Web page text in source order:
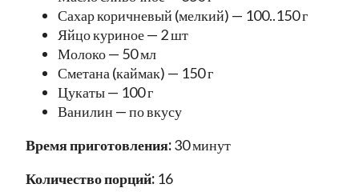
Сахар коричневый (мелкий) — 100..150 г
Яйцо куриное — 2 шт
Молоко — 50 мл
Сметана (каймак) — 150 г
Цукаты — 100 г
Ванилин — по вкусу
Время приготовления:30 минут
Количество порций: 16